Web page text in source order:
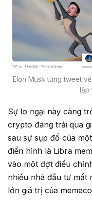
Elon Musk từng tweet
lập
Sự lo ngại này càng
crypto đang trải qua
sau sự sụp đổ của
điển hình là Libra
vào một đợt điều
nhiều nhà đầu tư mất
lớn giá trị của